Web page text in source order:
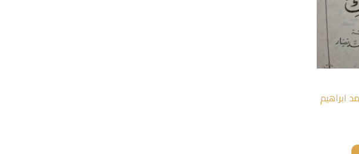
ابراهيم